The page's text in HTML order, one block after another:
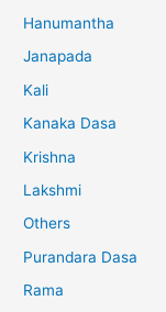
Hanumantha
Janapada
Kali
Kanaka Dasa
Krishna
Lakshmi
Others
Purandara Dasa
Rama